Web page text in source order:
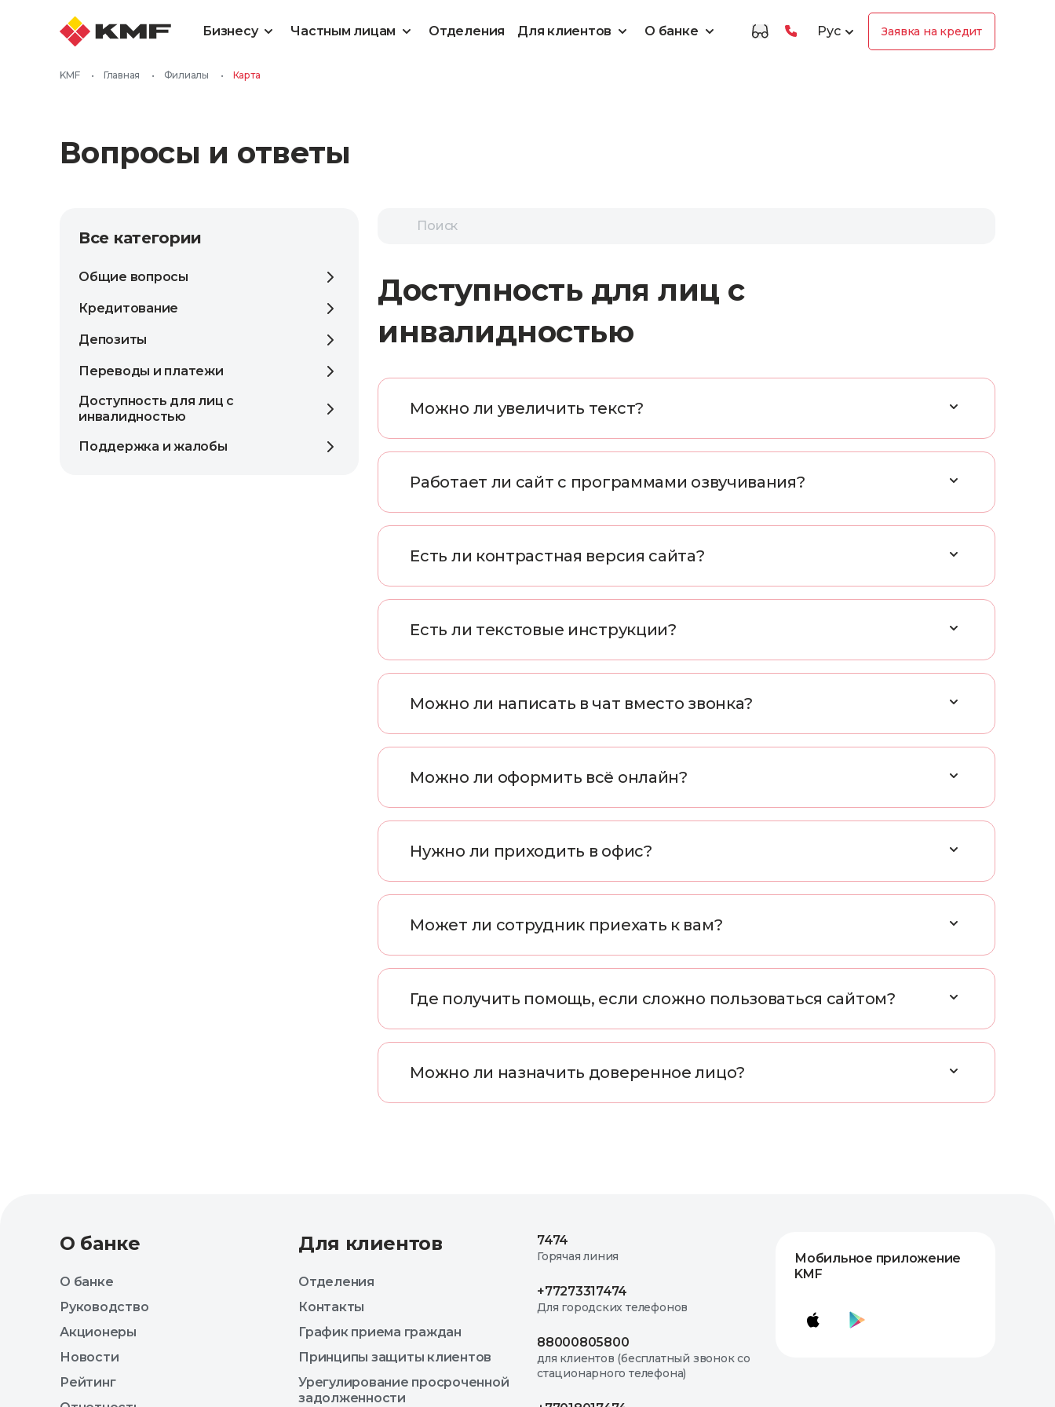
Бизнесу Частным лицам Отделения Для клиентов О банке Рус Заявка на кредит
KMF • Главная • Филиалы • Карта
Вопросы и ответы
Все категории
Общие вопросы
Кредитование
Депозиты
Переводы и платежи
Доступность для лиц с
инвалидностью
Поддержка и жалобы
Доступность для лиц с
инвалидностью
Можно ли увеличить текст?
Работает ли сайт с программами озвучивания?
Есть ли контрастная версия сайта?
Есть ли текстовые инструкции?
Можно ли написать в чат вместо звонка?
Можно ли оформить всё онлайн?
Нужно ли приходить в офис?
Может ли сотрудник приехать к вам?
Где получить помощь, если сложно пользоваться сайтом?
Можно ли назначить доверенное лицо?
О банке
О банке
Руководство
Акционеры
Новости
Рейтинг
Для клиентов
Отделения
Контакты
График приема граждан
Принципы защиты клиентов
Урегулирование просроченной
задолженности
7474
Горячая линия
+77273317474
Для городских телефонов
88000805800
для клиентов (бесплатный звонок со
стационарного телефона)
Мобильное приложение
KMF